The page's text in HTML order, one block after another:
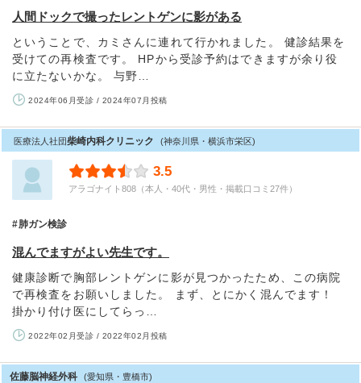
人間ドックで撮ったレントゲンに影がある
ということで、カミさんに連れて行かれました。 健診結果を
受けての再検査です。 HPから受診予約はできますが余り役
に立たないかな。 与野…
2024年06月受診 / 2024年07月投稿
医療法人社団柴崎内科クリニック (神奈川県・横浜市栄区)
3.5
アラゴナイト808（本人・40代・男性・掲載口コミ27件）
肺ガン検診
混んでますがよい先生です。
健康診断で胸部レントゲンに影が見つかったため、この病院
で再検査をお願いしました。 まず、とにかく混んでます！
掛かり付け医にしてらっ…
2022年02月受診 / 2022年02月投稿
佐藤脳神経外科 (愛知県・豊橋市)